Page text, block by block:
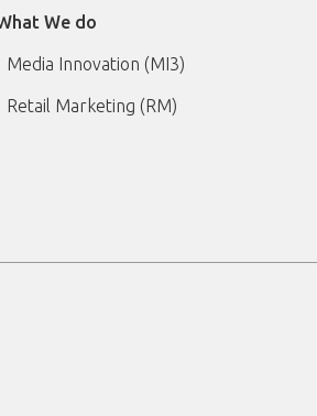
We do
Media Innovation (MI3)
Retail Marketing (RM)